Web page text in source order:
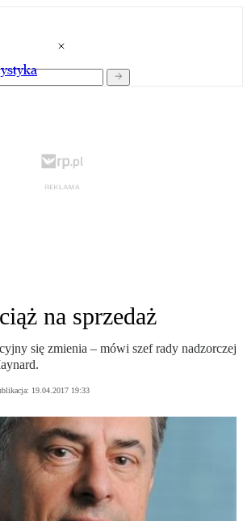
na sprzedaż
się zmienia – mówi szef rady nadzorczej
19.04.2017 19:33